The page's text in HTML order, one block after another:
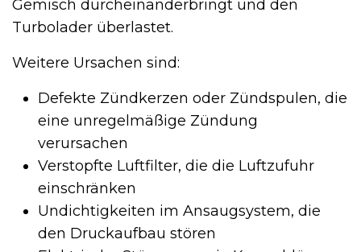
Gemisch durcheinanderbringt und den
Turbolader überlastet.
Weitere Ursachen sind:
Defekte Zündkerzen oder Zündspulen, die
eine unregelmäßige Zündung
verursachen
Verstopfte Luftfilter, die die Luftzufuhr
einschränken
Undichtigkeiten im Ansaugsystem, die
den Druckaufbau stören